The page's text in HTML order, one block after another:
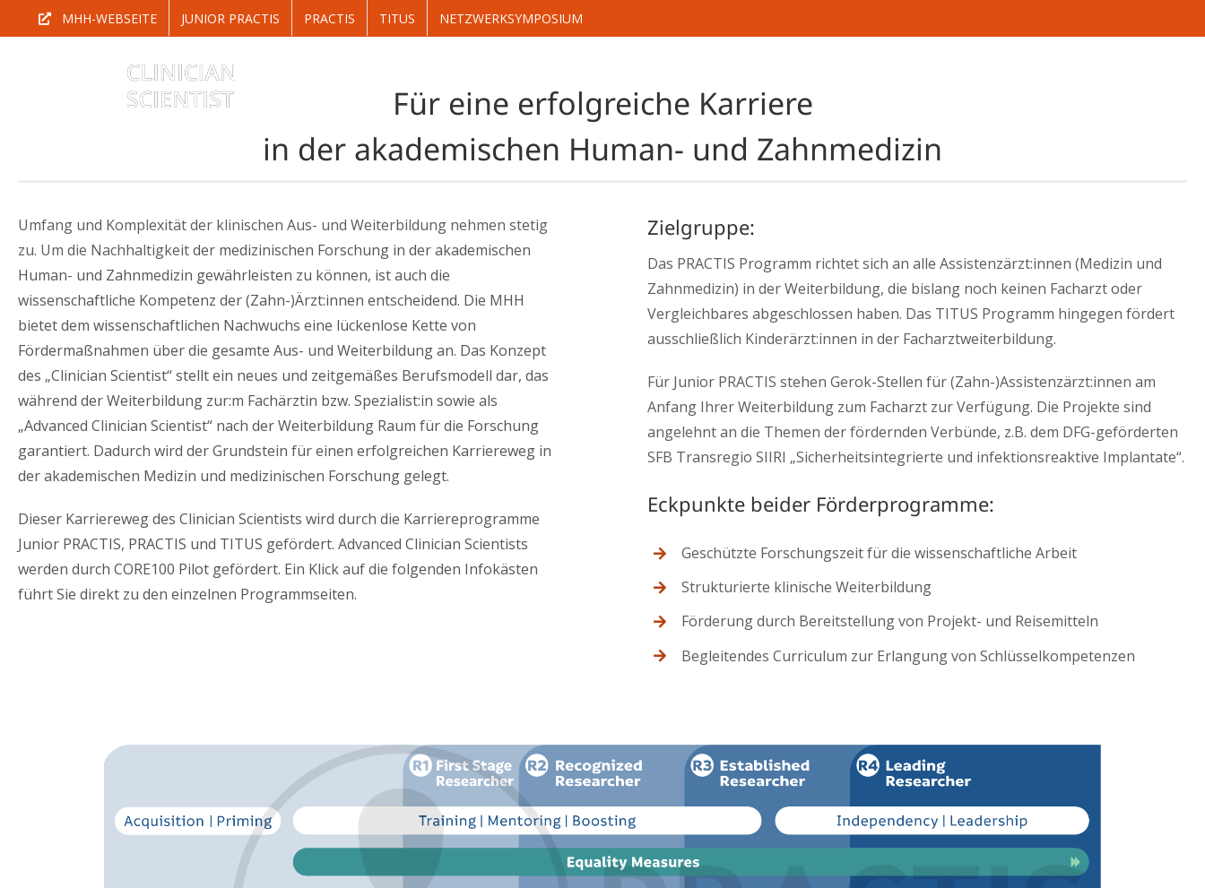
Inhalt
MHH-WEBSEITE JUNIOR PRACTIS PRACTIS TITUS NETZWERKSYMPOSIUM
Für eine erfolgreiche Karriere
in der akademischen Human- und Zahnmedizin
Umfang und Komplexität der klinischen Aus- und Weiterbildung nehmen stetig
zu. Um die Nachhaltigkeitder medizinischen Forschung in der akademischen
Human- und Zahnmedizin gewährleisten zu können, ist auch die
wissenschaftliche Kompetenz der (Zahn-)Ärzt:innen entscheidend. Die MHH
bietet dem wissenschaftlichen Nachwuchs eine lückenlose Kette von
Fördermaßnahmen über die gesamte Aus- und Weiterbildung an. Das Konzept
des „Clinician Scientist“ stellt ein neues und zeitgemäßes Berufsmodell dar, das
während der Weiterbildung zur:m Fachärztin bzw. Spezialist:in sowie als
„Advanced Clinician Scientist“ nach der Weiterbildung Raum für die Forschung
garantiert. Dadurch wird der Grundstein für einen erfolgreichen Karriereweg in
der akademischen Medizin und medizinischen Forschung gelegt.
Dieser Karriereweg des Clinician Scientists wird durch die Karriereprogramme
Junior PRACTIS, PRACTIS und TITUS gefördert. Advanced Clinician Scientists
werden durch CORE100 Pilot gefördert. Ein Klick auf die folgenden Infokästen
führt Sie direkt zu den einzelnen Programmseiten.
Zielgruppe:
Das PRACTIS Programm richtet sich an alle Assistenzärzt:innen (Medizin und
Zahnmedizin) in der Weiterbildung, die bislang noch keinen Facharzt oder
Vergleichbares abgeschlossen haben. Das TITUS Programm hingegen fördert
ausschließlich Kinderärzt:innen in der Facharztweiterbildung.
Für Junior PRACTIS stehen Gerok-Stellen für (Zahn-)Assistenzärzt:innen am
Anfang Ihrer Weiterbildung zum Facharzt zur Verfügung. Die Projekte sind
angelehnt an die Themen der fördernden Verbünde, z.B. dem DFG-geförderten
SFB Transregio SIIRI „Sicherheitsintegrierte und infektionsreaktive Implantate“.
Eckpunkte beider Förderprogramme:
Geschützte Forschungszeit für die wissenschaftliche Arbeit
Strukturierte klinische Weiterbildung
Förderung durch Bereitstellung von Projekt- und Reisemitteln
Begleitendes Curriculum zur Erlangung von Schlüsselkompetenzen